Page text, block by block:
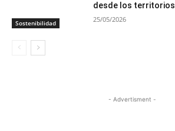
Sostenibilidad
desde los territorios
25/05/2026
- Advertisment -